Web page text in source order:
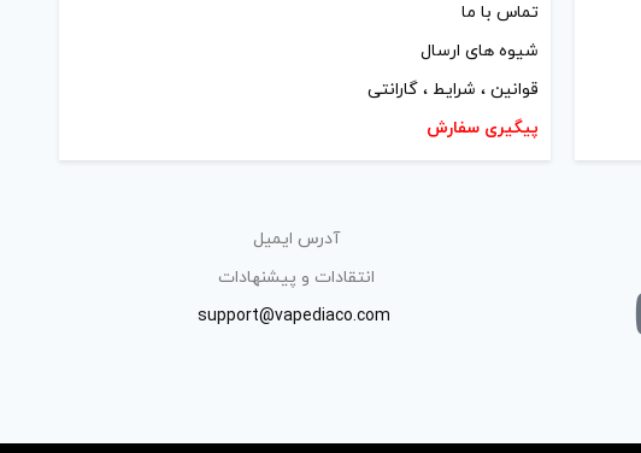
تماس با ما
شیوه های ارسال
قوانین ، شرایط ، گارانتی
پیگیری سفارش
آدرس ایمیل
انتقادات و پیشنهادات
support@vapediaco.com